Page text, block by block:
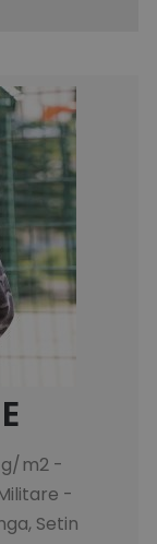
g/m2 -
-
Setin